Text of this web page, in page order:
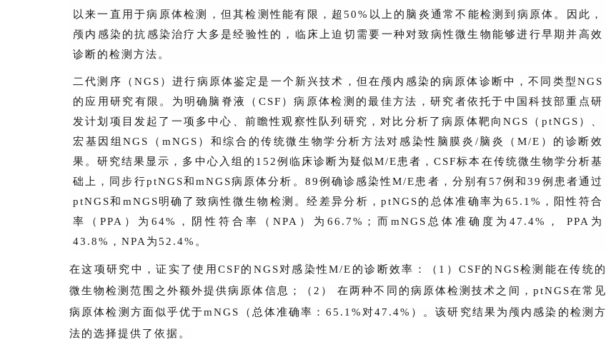
以来一直用于病原体检测，但其检测性能有限，超50%以上的脑炎通常不能检测到病原体。因此，
颅内感染的抗感染治疗大多是经验性的，临床上迫切需要一种对致病性微生物能够进行早期并高效
诊断的检测方法。
二代测序（NGS）进行病原体鉴定是一个新兴技术，但在颅内感染的病原体诊断中，不同类型NGS
的应用研究有限。为明确脑脊液（CSF）病原体检测的最佳方法，研究者依托于中国科技部重点研
发计划项目发起了一项多中心、前瞻性观察性队列研究，对比分析了病原体靶向NGS（ptNGS）、
宏基因组NGS（mNGS）和综合的传统微生物学分析方法对感染性脑膜炎/脑炎（M/E）的诊断效
果。研究结果显示，多中心入组的152例临床诊断为疑似M/E患者，CSF标本在传统微生物学分析基
础上，同步行ptNGS和mNGS病原体分析。89例确诊感染性M/E患者，分别有57例和39例患者通过
ptNGS和mNGS明确了致病性微生物检测。经差异分析，ptNGS的总体准确率为65.1%，阳性符合
率（PPA）为64%，阴性符合率（NPA）为66.7%；而mNGS总体准确度为47.4%， PPA为
43.8%，NPA为52.4%。
在这项研究中，证实了使用CSF的NGS对感染性M/E的诊断效率：（1）CSF的NGS检测能在传统的
微生物检测范围之外额外提供病原体信息；（2） 在两种不同的病原体检测技术之间，ptNGS在常见
病原体检测方面似乎优于mNGS（总体准确率：65.1%对47.4%）。该研究结果为颅内感染的检测方
法的选择提供了依据。